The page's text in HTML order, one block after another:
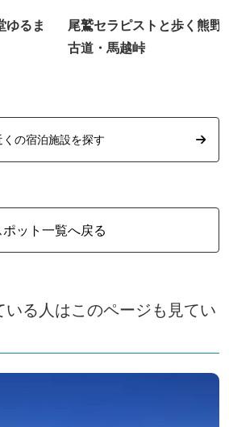
るま
尾鷲セラピストと歩く熊野
古道・馬越峠
くの宿泊施設を探す
ポット一覧へ戻る
いる人はこのページも見てい